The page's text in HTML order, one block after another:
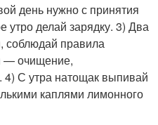
день нужно с принятия
утро делай зарядку. 3) Два
соблюдай правила
— очищение,
4) С утра натощак выпивай
каплями лимонного